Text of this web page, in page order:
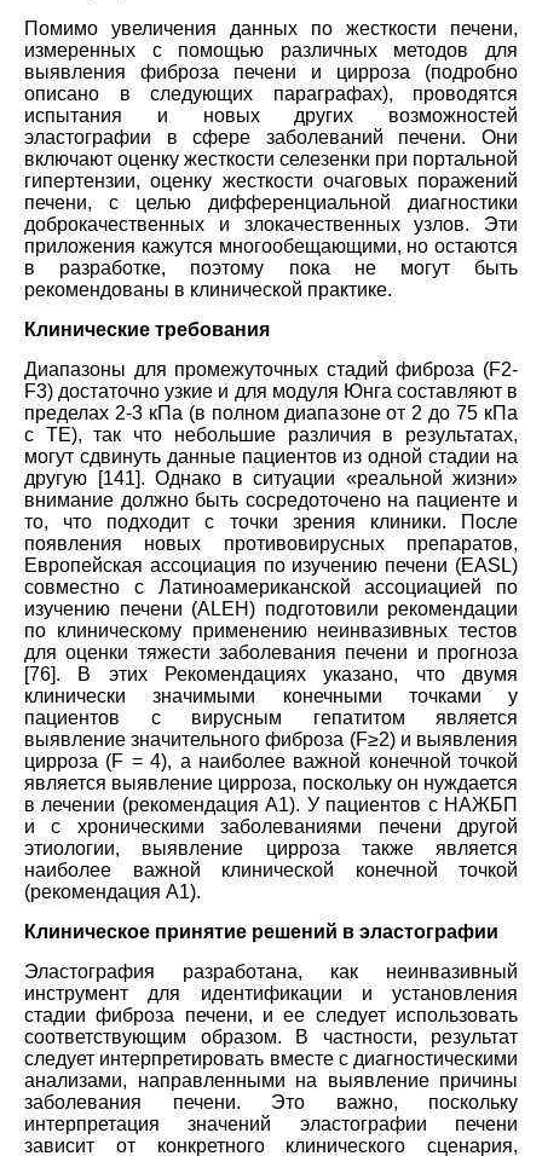
Помимо увеличения данных по жесткости печени,
измеренных с помощью различных методов для
выявления фиброза печени и цирроза (подробно
описано в следующих параграфах), проводятся
испытания и новых других возможностей
эластографии в сфере заболеваний печени. Они
включают оценку жесткости селезенки при портальной
гипертензии, оценку жесткости очаговых поражений
печени, с целью дифференциальной диагностики
доброкачественных и злокачественных узлов. Эти
приложения кажутся многообещающими, но остаются
в разработке, поэтому пока не могут быть
рекомендованы в клинической практике.
Клинические требования
Диапазоны для промежуточных стадий фиброза (F2-
F3) достаточно узкие и для модуля Юнга составляют в
пределах 2-3 кПа (в полном диапазоне от 2 до 75 кПа
с TE), так что небольшие различия в результатах,
могут сдвинуть данные пациентов из одной стадии на
другую [141]. Однако в ситуации «реальной жизни»
внимание должно быть сосредоточено на пациенте и
то, что подходит с точки зрения клиники. После
появления новых противовирусных препаратов,
Европейская ассоциация по изучению печени (EASL)
совместно с Латиноамериканской ассоциацией по
изучению печени (ALEH) подготовили рекомендации
по клиническому применению неинвазивных тестов
для оценки тяжести заболевания печени и прогноза
[76]. В этих Рекомендациях указано, что двумя
клинически значимыми конечными точками у
пациентов с вирусным гепатитом является
выявление значительного фиброза (F≥2) и выявления
цирроза (F = 4), а наиболее важной конечной точкой
является выявление цирроза, поскольку он нуждается
в лечении (рекомендация А1). У пациентов с НАЖБП
и с хроническими заболеваниями печени другой
этиологии, выявление цирроза также является
наиболее важной клинической конечной точкой
(рекомендация А1).
Клиническое принятие решений в эластографии
Эластография разработана, как неинвазивный
инструмент для идентификации и установления
стадии фиброза печени, и ее следует использовать
соответствующим образом. В частности, результат
следует интерпретировать вместе с диагностическими
анализами, направленными на выявление причины
заболевания печени. Это важно, поскольку
интерпретация значений эластографии печени
зависит от конкретного клинического сценария,